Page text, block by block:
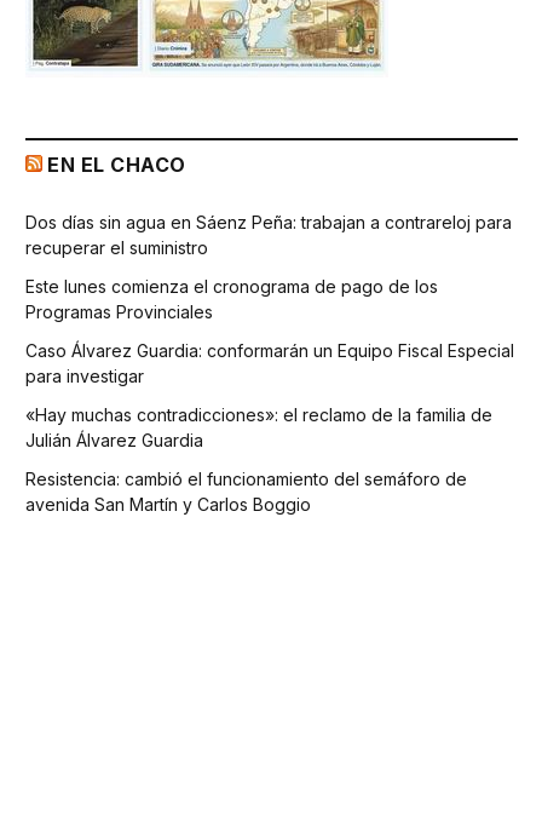
EN EL CHACO
Dos días sin agua en Sáenz Peña: trabajan a contrareloj para
recuperar el suministro
Este lunes comienza el cronograma de pago de los
Programas Provinciales
Caso Álvarez Guardia: conformarán un Equipo Fiscal Especial
para investigar
«Hay muchas contradicciones»: el reclamo de la familia de
Julián Álvarez Guardia
Resistencia: cambió el funcionamiento del semáforo de
avenida San Martín y Carlos Boggio